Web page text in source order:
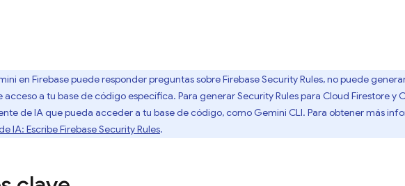
enFirebasepuede responder preguntas sobreFirebase Security Rules, no puede
acceso a tu base de código específica. Para generarSecurity Rulespara Cloud Firestorey
de IA que pueda acceder a tu base de código, como Gemini CLI. Para obtener más
IA: EscribeFirebase Security Rules.